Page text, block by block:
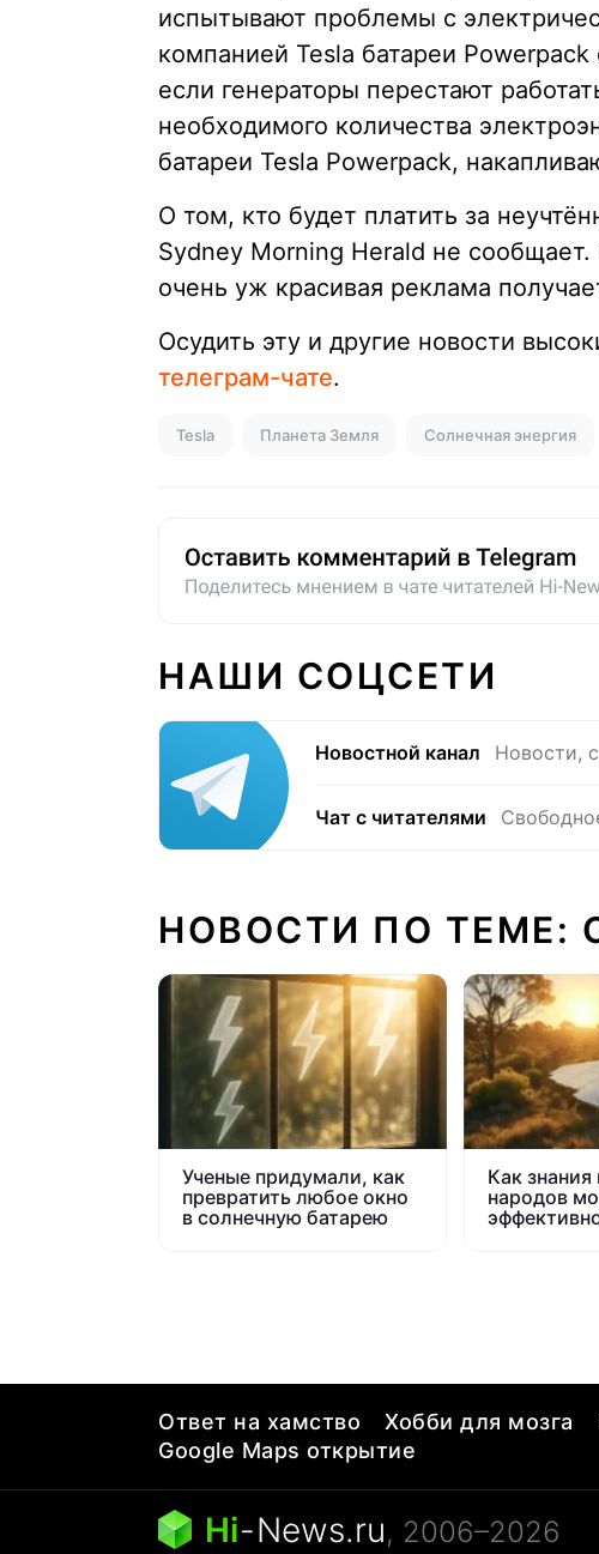
испытывают проблемы с
компанией Tesla батареи Powerpack
если генераторы перестают
необходимого количества
батареи Tesla Powerpack,
О том, кто будет платить за
Sydney Morning Herald не
очень уж красивая реклама
Осудить эту и другие новости
телеграм-чате.
Tesla Планета Земля Солнечная энергия
НАШИ СОЦСЕТИ
Новостной канал Новости,
Чат с читателями
НОВОСТИ ПО ТЕМЕ:
Ученые придумали, как
превратить любое окно
в солнечную батарею
Как
народов
Ответ на хамство Хобби для мозга
Google Maps открытие
Hi-News.ru, 2006–2026